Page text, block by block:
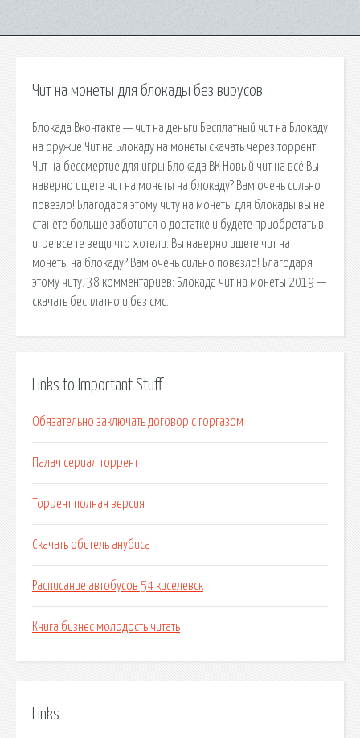
Чит на монеты для блокады без вирусов
Блокада Вконтакте — чит на деньги Бесплатный чит на Блокаду
на оружие Чит на Блокаду на монеты скачать через торрент
Чит на бессмертие для игры Блокада ВК Новый чит на всё Вы
наверно ищете чит на монеты на блокаду? Вам очень сильно
повезло! Благодаря этому читу на монеты для блокады вы не
станете больше заботится о достатке и будете приобретать в
игре все те вещи что хотели. Вы наверно ищете чит на
монеты на блокаду? Вам очень сильно повезло! Благодаря
этому читу. 38 комментариев: Блокада чит на монеты 2019 —
скачать бесплатно и без смс.
Links to Important Stuff
Обязательно заключать договор с горгазом
Палач сериал торрент
Торрент полная версия
Скачать обитель анубиса
Расписание автобусов 54 киселевск
Книга бизнес молодость читать
Links